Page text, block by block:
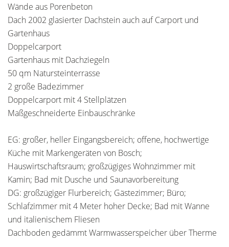
Wände aus Porenbeton
Dach 2002 glasierter Dachstein auch auf Carport und
Gartenhaus
Doppelcarport
Gartenhaus mit Dachziegeln
50 qm Natursteinterrasse
2 große Badezimmer
Doppelcarport mit 4 Stellplätzen
Maßgeschneiderte Einbauschränke
EG: großer, heller Eingangsbereich; offene, hochwertige
Küche mit Markengeräten von Bosch;
Hauswirtschaftsraum; großzügiges Wohnzimmer mit
Kamin; Bad mit Dusche und Saunavorbereitung
DG: großzügiger Flurbereich; Gästezimmer; Büro;
Schlafzimmer mit 4 Meter hoher Decke; Bad mit Wanne
und italienischem Fliesen
Dachboden gedämmt Warmwasserspeicher über Therme